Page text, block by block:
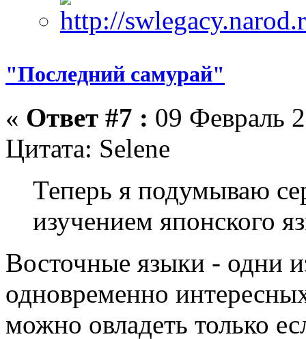
"Последний самурай"
« Ответ #7 : 09 Февраль
Цитата: Selene
Теперь я подумываю
изучением японского
Восточные языки - одни
одновременно
можно овладеть только